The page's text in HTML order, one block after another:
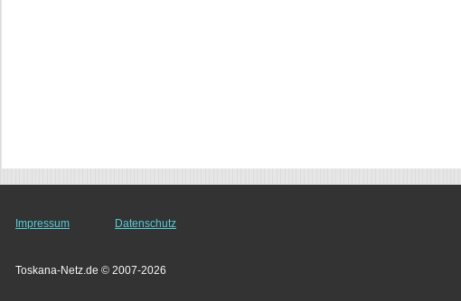
Impressum Datenschutz
Toskana-Netz.de © 2007-2026